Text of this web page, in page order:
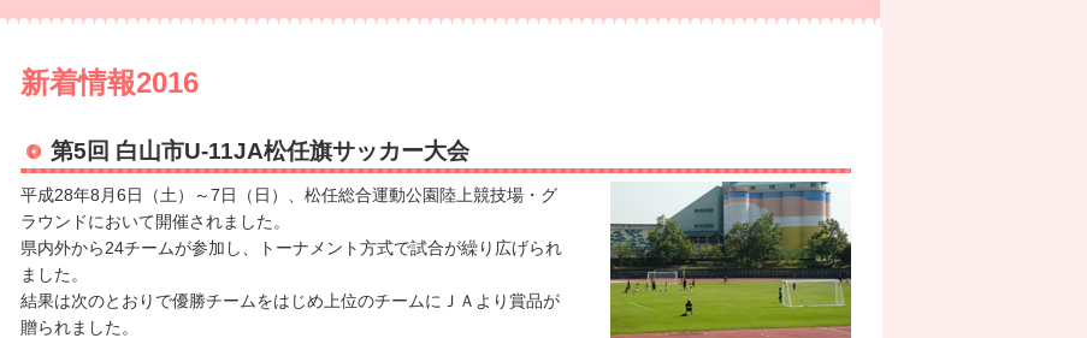
新着情報2016
第5回 白山市U-11JA松任旗サッカー大会
平成28年8月6日（土）～7日（日）、松任総合運動公園陸上競技場・グ
ラウンドにおいて開催されました。
県内外から24チームが参加し、トーナメント方式で試合が繰り広げられ
ました。
結果は次のとおりで優勝チームをはじめ上位のチームにＪＡより賞品が
贈られました。